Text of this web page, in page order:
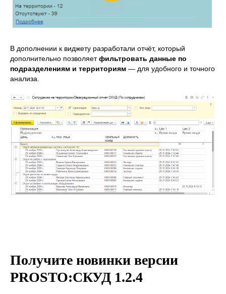
В дополнении к виджету разработали отчёт, который
дополнительно позволяетфильтровать данные по
подразделениям и территориям — для удобного и точного
анализа.
Получите новинки версии
PROSTO:СКУД 1.2.4